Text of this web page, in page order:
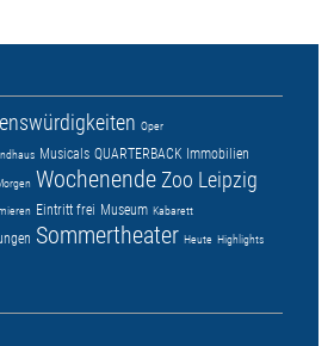
Oper
Musicals QUARTERBACK Immobilien
Wochenende Zoo Leipzig
Eintritt frei Museum Kabarett
Sommertheater Heute Highlights